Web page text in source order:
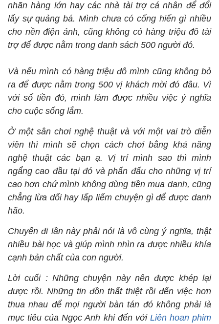
nhãn hàng lớn hay các nhà tài trợ cá nhân để đổi
lấy sự quảng bá. Mình chưa có cống hiến gì nhiều
cho nền điện ảnh, cũng không có hàng triệu đô tài
trợ để được nằm trong danh sách 500 người đó.
Và nếu mình có hàng triệu đô mình cũng không bỏ
ra để được nằm trong 500 vị khách mời đó đâu. Vì
với số tiền đó, mình làm được nhiều việc ý nghĩa
cho cuộc sống lắm.
Ở một sân chơi nghệ thuật và với một vai trò diễn
viên thì mình sẽ chọn cách chơi bằng khả năng
nghệ thuật các bạn ạ. Vị trí mình sao thì mình
ngẩng cao đầu tại đó và phấn đấu cho những vị trí
cao hơn chứ mình không dùng tiền mua danh, cũng
chẳng lừa dối hay lấp liếm chuyện gì để được danh
hão.
Chuyến đi lần này phải nói là vô cùng ý nghĩa, thật
nhiều bài học và giúp mình nhìn ra được nhiều khía
cạnh bản chất của con người.
Lời cuối : Những chuyện này nên được khép lại
được rồi. Những tin đồn thất thiệt rồi đến việc hơn
thua nhau để mọi người bàn tán đó không phải là
mục tiêu của Ngọc Anh khi đến với Liên hoan phim